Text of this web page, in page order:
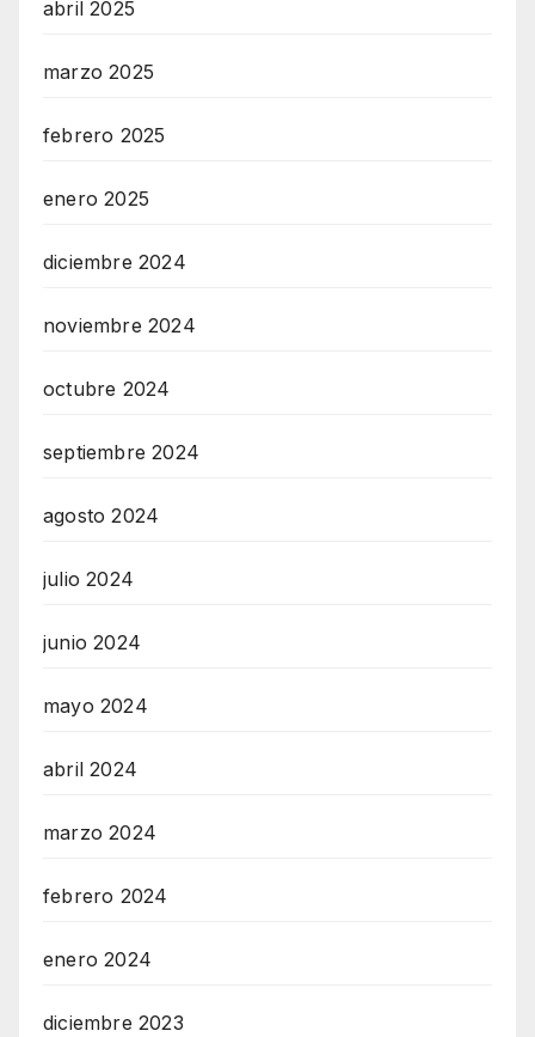
abril 2025
marzo 2025
febrero 2025
enero 2025
diciembre 2024
noviembre 2024
octubre 2024
septiembre 2024
agosto 2024
julio 2024
junio 2024
mayo 2024
abril 2024
marzo 2024
febrero 2024
enero 2024
diciembre 2023